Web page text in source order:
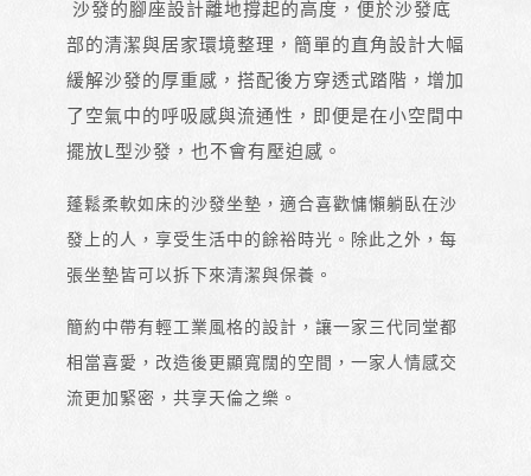
沙發的腳座設計離地撐起的高度，便於沙發底
部的清潔與居家環境整理，簡單的直角設計大幅
緩解沙發的厚重感，搭配後方穿透式踏階，增加
了空氣中的呼吸感與流通性，即便是在小空間中
擺放L型沙發，也不會有壓迫感。
蓬鬆柔軟如床的沙發坐墊，適合喜歡慵懶躺臥在沙
發上的人，享受生活中的餘裕時光。除此之外，每
張坐墊皆可以拆下來清潔與保養。
簡約中帶有輕工業風格的設計，讓一家三代同堂都
相當喜愛，改造後更顯寬闊的空間，一家人情感交
流更加緊密，共享天倫之樂。